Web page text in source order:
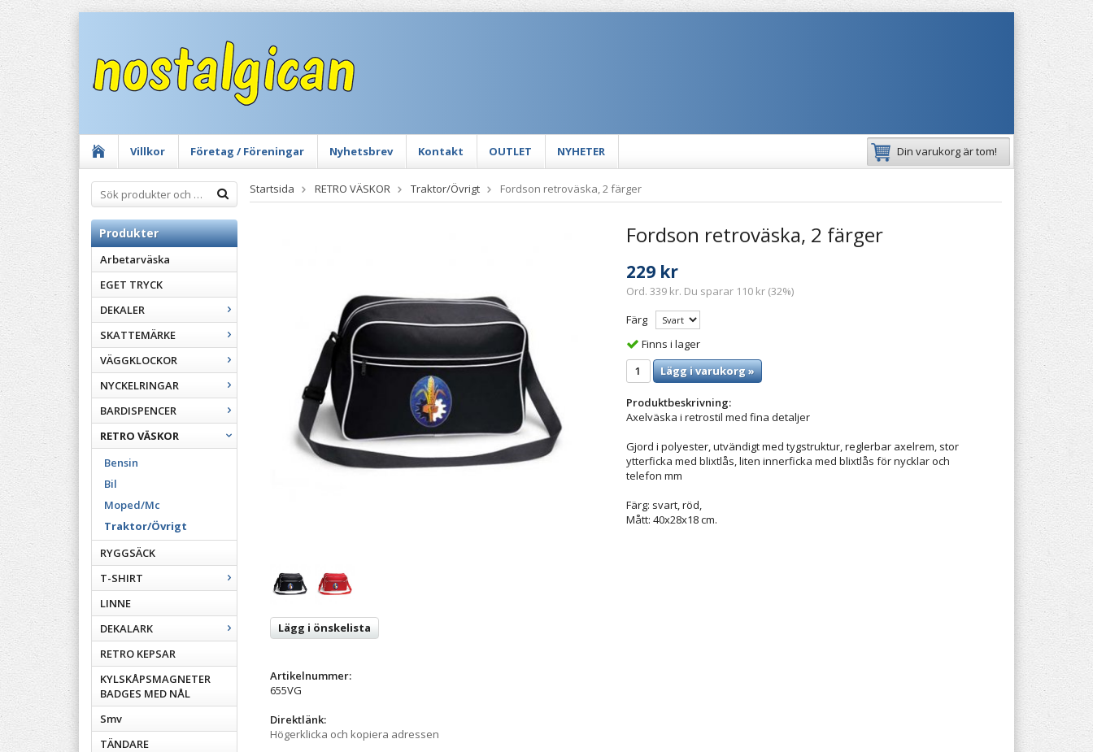
Villkor Företag / Föreningar Nyhetsbrev Kontakt OUTLET NYHETER Din varukorg är tom!
Produkter
Arbetarväska
EGET TRYCK
DEKALER
SKATTEMÄRKE
VÄGGKLOCKOR
NYCKELRINGAR
BARDISPENCER
RETRO VÄSKOR
Bensin
Bil
Moped/Mc
Traktor/Övrigt
RYGGSÄCK
T-SHIRT
LINNE
DEKALARK
RETRO KEPSAR
KYLSKÅPSMAGNETER
BADGES MED NÅL
Smv
TÄNDARE
Startsida RETRO VÄSKOR Traktor/Övrigt Fordson retroväska, 2 färger
Fordson retroväska, 2 färger
229 kr
Ord. 339 kr. Du sparar 110 kr (32%)
Färg
Finns i lager
Lägg i varukorg »
Produktbeskrivning:
Axelväska i retrostil med fina detaljer
Gjord i polyester, utvändigt med tygstruktur, reglerbar axelrem, stor
ytterficka med blixtlås, liten innerficka med blixtlås för nycklar och
telefon mm
Färg: svart, röd,
Mått: 40x28x18 cm.
Lägg i önskelista
Artikelnummer:
655VG
Direktlänk:
Högerklicka och kopiera adressen